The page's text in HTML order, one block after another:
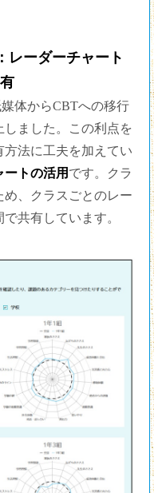
レーダーチャート
体からCBTへの移行
ました。この利点を
法に工夫を加えてい
ートの活用 です。クラ
、クラスごとのレー
共有しています。